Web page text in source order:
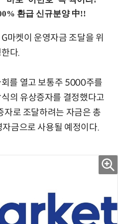
마켓이 운영자금 조달을 위
다.
를 열고 보통주 5000주를
의 유상증자를 결정했다고
로 조달하려는 자금은 총
금으로 사용될 예정이다.